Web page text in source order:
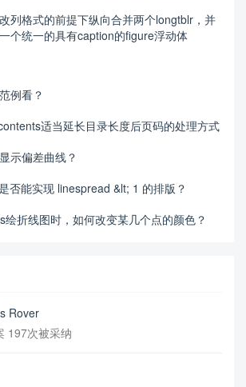
列格式的前提下纵向合并两个longtblr，并
个统一的具有caption的figure浮动体
例看？
适当延长目录长度后页码的处理方式
示偏差曲线？
否能实现 linespread &lt; 1 的排版？
绘折线图时，如何改变某几个点的颜色？
Rover
197次被采纳